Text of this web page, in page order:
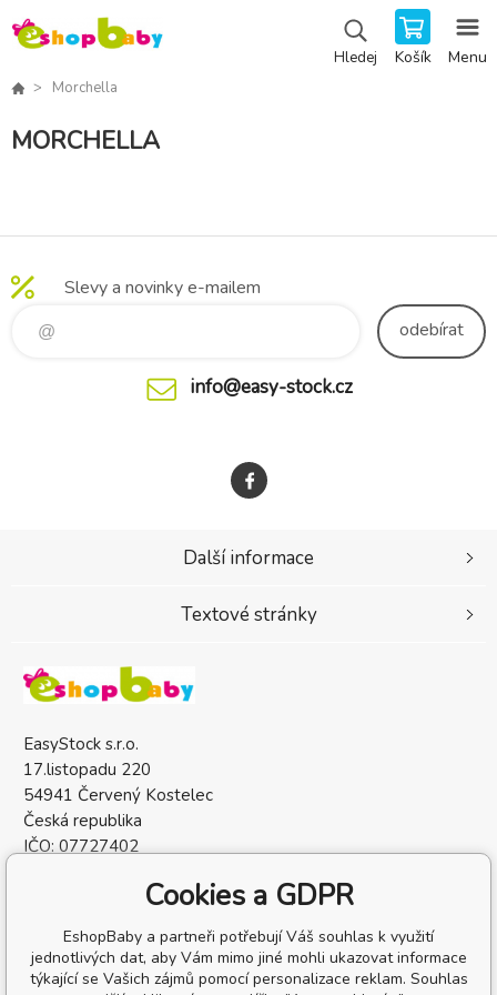
Hledej Košík Menu
Morchella
MORCHELLA
Slevy a novinky e-mailem
odebírat
info@easy-stock.cz
EasyStock s.r.o.
17.listopadu 220
54941 Červený Kostelec
Česká republika
IČO: 07727402
Další informace
Textové stránky
Cookies a GDPR
EshopBaby a partneři potřebují Váš souhlas k využití
jednotlivých dat, aby Vám mimo jiné mohli ukazovat informace
týkající se Vašich zájmů pomocí personalizace reklam. Souhlas